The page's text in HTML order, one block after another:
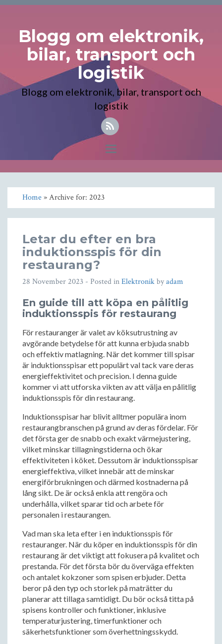
Blogg om elektronik,
bilar, transport och
logistik
Blogg om elektronik, bilar, transport och
logistik
Toggle
Home» Archive for: 2023
Letar du efter en bra
induktionsspis för din
restaurang?
28 November 2023 - Posted inElektronikbyadam
En guide till att köpa en pålitlig
induktionsspis för restaurang
För restauranger är valet av köksutrustning av
avgörande betydelse för att kunna erbjuda snabb
och effektiv matlagning. När det kommer till spisar
är induktionsspisar ett populärt val tack vare deras
energieffektivitet och precision. I denna guide
kommer vi att utforska vikten av att välja en pålitlig
induktionsspis för din restaurang.
Induktionsspisar har blivit alltmer populära inom
restaurangbranschen på grund av deras fördelar. För
det första ger de snabb och exakt värmejustering,
vilket minskar tillagningstiderna och ökar
effektiviteten i köket. Dessutom är induktionsspisar
energieffektiva, vilket innebär att de minskar
energiförbrukningen och därmed kostnaderna på
lång sikt. De är också enkla att rengöra och
underhålla, vilket sparar tid och arbete för
personalen i restaurangen.
Vad man ska leta efter i en induktionsspis för
restauranger. När du köper en induktionsspis för din
restaurang är det viktigt att fokusera på kvalitet och
prestanda. För det första bör du överväga effekten
och antalet kokzoner som spisen erbjuder. Detta
beror på den typ och storlek på maträtter du
planerar att tillaga samtidigt. Du bör också titta på
spisens kontroller och funktioner, inklusive
temperaturjustering, timerfunktioner och
säkerhetsfunktioner som överhettningsskydd.